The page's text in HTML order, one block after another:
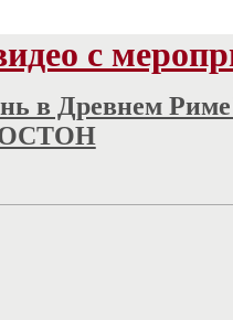
с
в Древнем